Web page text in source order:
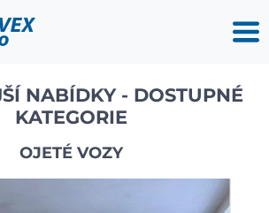
NABÍDKY - DOSTUPNÉ
KATEGORIE
OJETÉ VOZY